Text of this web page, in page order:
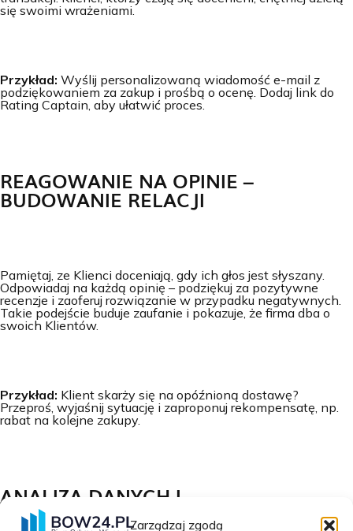
Zarządzaj zgodą
się swoimi wrażeniami.
Przykład: Wyślij personalizowaną wiadomość e-mail z
podziękowaniem za zakup i prośbą o ocenę. Dodaj link do
Rating Captain, aby ułatwić proces.
REAGOWANIE NA OPINIE –
BUDOWANIE RELACJI
Pamiętaj, ze Klienci doceniają, gdy ich głos jest słyszany.
Odpowiadaj na każdą opinię – podziękuj za pozytywne
recenzje i zaoferuj rozwiązanie w przypadku negatywnych.
Takie podejście buduje zaufanie i pokazuje, że firma dba o
swoich Klientów.
Przykład: Klient skarży się na opóźnioną dostawę?
Przeproś, wyjaśnij sytuację i zaproponuj rekompensatę, np.
rabat na kolejne zakupy.
ANALIZA DANYCH I
PERSONALIZACJA OFERTY